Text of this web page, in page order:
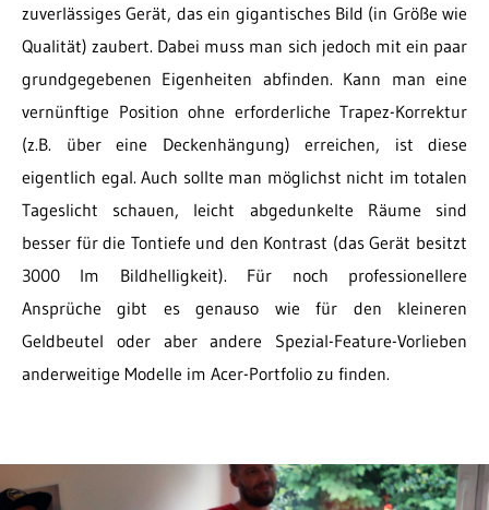
zuverlässiges Gerät, das ein gigantisches Bild (in Größe wie
Qualität) zaubert. Dabei muss man sich jedoch mit ein paar
grundgegebenen Eigenheiten abfinden. Kann man eine
vernünftige Position ohne erforderliche Trapez-Korrektur
(z.B. über eine Deckenhängung) erreichen, ist diese
eigentlich egal. Auch sollte man möglichst nicht im totalen
Tageslicht schauen, leicht abgedunkelte Räume sind
besser für die Tontiefe und den Kontrast (das Gerät besitzt
3000 lm Bildhelligkeit). Für noch professionellere
Ansprüche gibt es genauso wie für den kleineren
Geldbeutel oder aber andere Spezial-Feature-Vorlieben
anderweitige Modelle im Acer-Portfolio zu finden.